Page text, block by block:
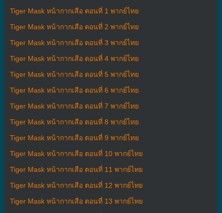
Tiger Mask หน้ากากเสือ ตอนที่ 1 พากย์ไทย
Tiger Mask หน้ากากเสือ ตอนที่ 2 พากย์ไทย
Tiger Mask หน้ากากเสือ ตอนที่ 3 พากย์ไทย
Tiger Mask หน้ากากเสือ ตอนที่ 4 พากย์ไทย
Tiger Mask หน้ากากเสือ ตอนที่ 5 พากย์ไทย
Tiger Mask หน้ากากเสือ ตอนที่ 6 พากย์ไทย
Tiger Mask หน้ากากเสือ ตอนที่ 7 พากย์ไทย
Tiger Mask หน้ากากเสือ ตอนที่ 8 พากย์ไทย
Tiger Mask หน้ากากเสือ ตอนที่ 9 พากย์ไทย
Tiger Mask หน้ากากเสือ ตอนที่ 10 พากย์ไทย
Tiger Mask หน้ากากเสือ ตอนที่ 11 พากย์ไทย
Tiger Mask หน้ากากเสือ ตอนที่ 12 พากย์ไทย
Tiger Mask หน้ากากเสือ ตอนที่ 13 พากย์ไทย